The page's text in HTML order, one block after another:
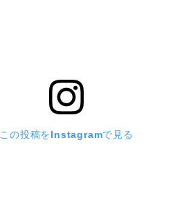
この投稿をInstagramで見る